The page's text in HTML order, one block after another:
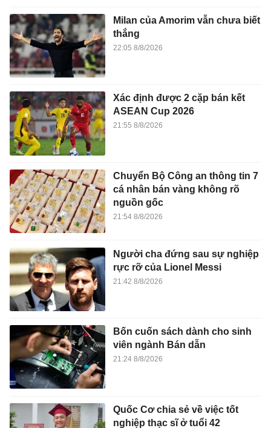
Milan của Amorim vẫn chưa biết
thắng
22:05 8/8/2026
Xác định được 2 cặp bán kết
ASEAN Cup 2026
21:55 8/8/2026
Chuyển Bộ Công an thông tin 7
cá nhân bán vàng không rõ
nguồn gốc
21:54 8/8/2026
Người cha đứng sau sự nghiệp
rực rỡ của Lionel Messi
21:42 8/8/2026
Bốn cuốn sách dành cho sinh
viên ngành Bán dẫn
21:24 8/8/2026
Quốc Cơ chia sẻ về việc tốt
nghiệp thạc sĩ ở tuổi 42